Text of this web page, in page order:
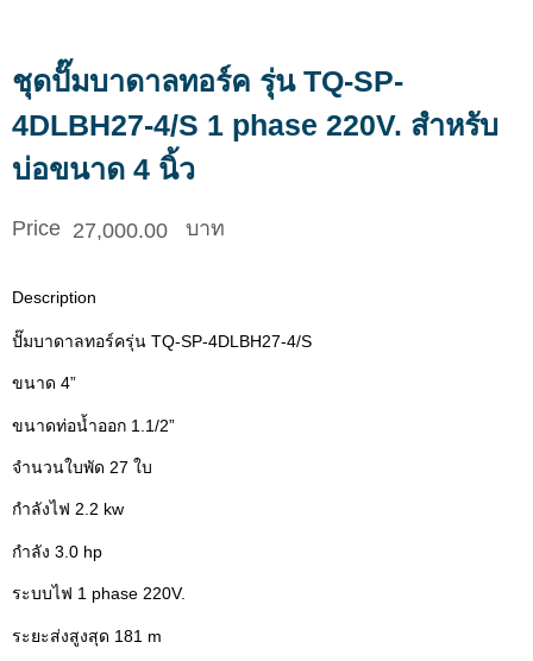
ชุดปั๊มบาดาลทอร์ค รุ่น TQ-SP-
4DLBH27-4/S 1 phase 220V. สำหรับ
บ่อขนาด 4 นิ้ว
27,000.00
Description
ปั๊มบาดาลทอร์ครุ่น TQ-SP-4DLBH27-4/S
ขนาด 4”
ขนาดท่อน้ำออก 1.1/2”
จำนวนใบพัด 27 ใบ
กำลังไฟ 2.2 kw
กำลัง 3.0 hp
ระบบไฟ 1 phase 220V.
ระยะส่งสูงสุด 181 m